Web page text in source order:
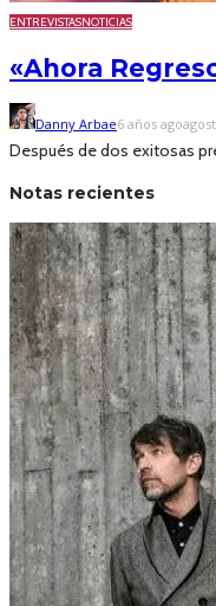
ENTREVISTASNOTICIAS
«Ahora
Danny Arbae6 años ago
Después de dos exitosas
Notas recientes